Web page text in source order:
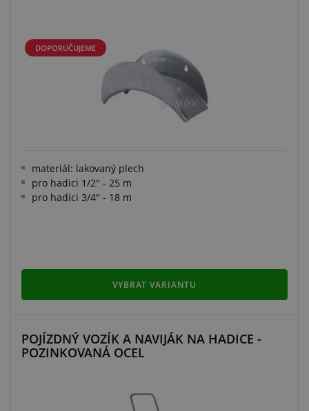
DOPORUČUJEME
materiál: lakovaný plech
pro hadici 1/2" - 25 m
pro hadici ​3/4" - 18 m
VYBRAT VARIANTU
POJÍZDNÝ VOZÍK A NAVIJÁK NA HADICE -
POZINKOVANÁ OCEL